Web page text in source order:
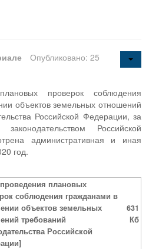
Опубликовано: 25
проверок соблюдения
объектов земельных отношений
Российской Федерации, за
Российской
административная и иная
год.
плановых
соблюдения гражданами в
объектов земельных
требований
Российской
631
Кб